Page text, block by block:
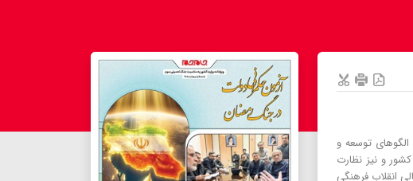
توسعه و
و نیز نظارت
انقلاب فرهنگی